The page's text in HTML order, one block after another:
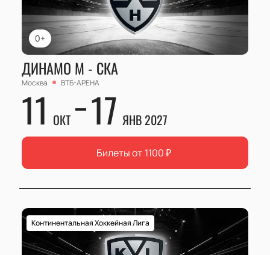
0+
ДИНАМО М - СКА
Москва ВТБ-АРЕНА
11 ОКТ 17 ЯНВ 2027
Билеты от 1100₽
Континентальная Хоккейная Лига